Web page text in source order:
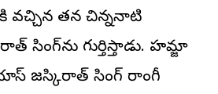
వచ్చిన తన చిన్ననాటి
సింగ్‌ను గుర్తిస్తాడు. హమ్జా
జస్కిరాత్ సింగ్ రాంగీ